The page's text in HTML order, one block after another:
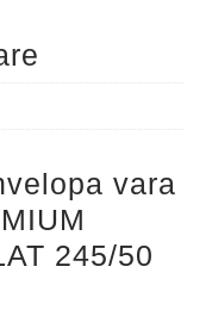
vara
245/50